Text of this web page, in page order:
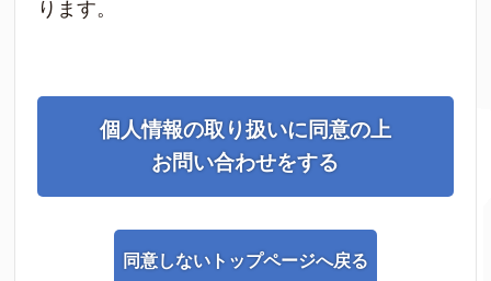
ります。
個人情報の取り扱いに同意の上
お問い合わせをする
同意しないトップページへ戻る